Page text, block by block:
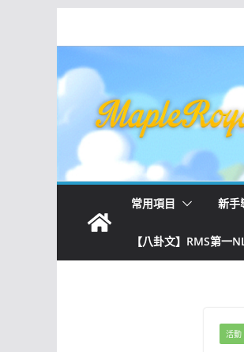
常用項目 新手
【八卦文】RMS第一
活動